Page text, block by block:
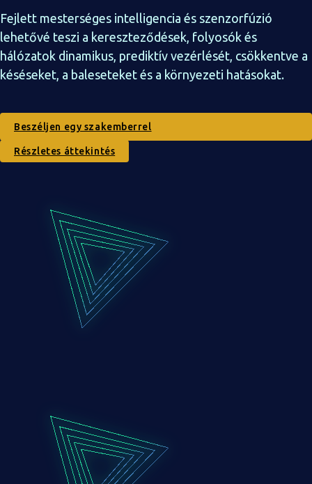
Fejlett mesterséges intelligencia és szenzorfúzió
lehetővé teszi a kereszteződések, folyosók és
hálózatok dinamikus, prediktív vezérlését, csökkentve a
késéseket, a baleseteket és a környezeti hatásokat.
Beszéljen egy szakemberrel
Részletes áttekintés